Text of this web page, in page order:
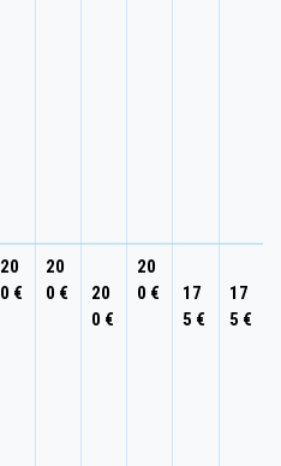
20
0 €
20
0 €
20
0 €
20
0 €
17
5 €
17
5 €